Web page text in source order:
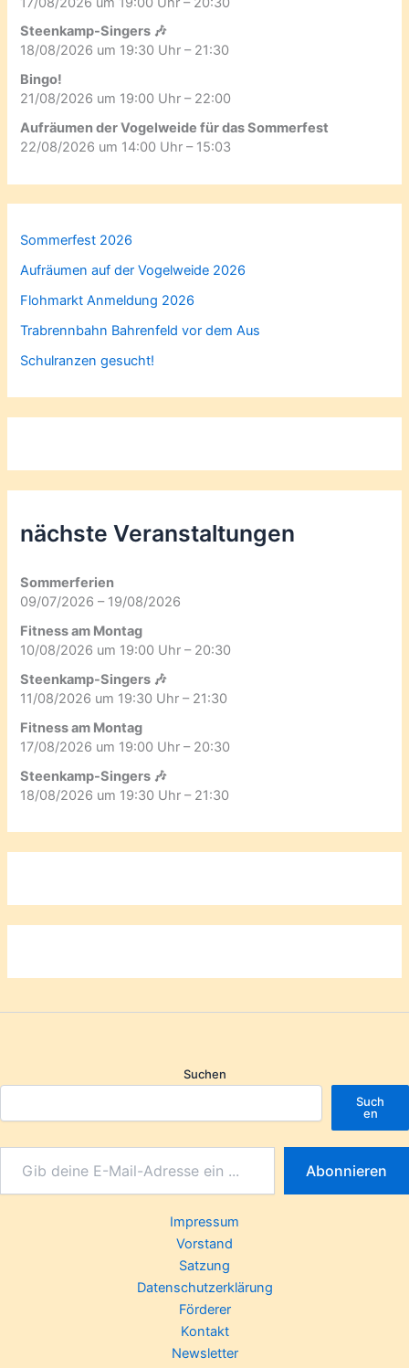
Steenkamp-Singers 🎶
18/08/2026 um 19:30 Uhr – 21:30
Bingo!
21/08/2026 um 19:00 Uhr – 22:00
Aufräumen der Vogelweide für das Sommerfest
22/08/2026 um 14:00 Uhr – 15:03
Sommerfest 2026
Aufräumen auf der Vogelweide 2026
Flohmarkt Anmeldung 2026
Trabrennbahn Bahrenfeld vor dem Aus
Schulranzen gesucht!
nächste Veranstaltungen
Sommerferien
09/07/2026 – 19/08/2026
Fitness am Montag
10/08/2026 um 19:00 Uhr – 20:30
Steenkamp-Singers 🎶
11/08/2026 um 19:30 Uhr – 21:30
Fitness am Montag
17/08/2026 um 19:00 Uhr – 20:30
Steenkamp-Singers 🎶
18/08/2026 um 19:30 Uhr – 21:30
Suchen
Such
en
Abonnieren
Impressum
Vorstand
Satzung
Datenschutzerklärung
Förderer
Kontakt
Newsletter